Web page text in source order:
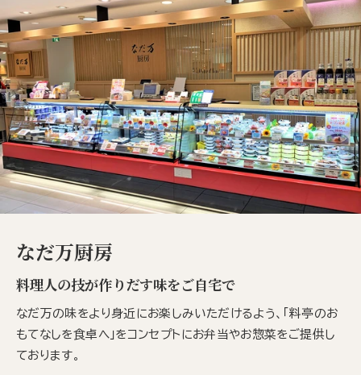
なだ万厨房
料理人の技が作りだす味をご自宅で
なだ万の味をより身近にお楽しみいただけるよう、「料亭のお
もてなしを食卓へ」をコンセプトにお弁当やお惣菜をご提供し
ております。